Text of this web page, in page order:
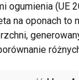
ogumienia (UE
na oponach